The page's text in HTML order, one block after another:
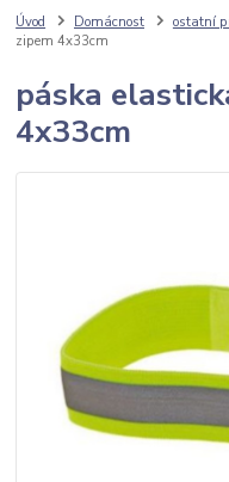
Úvod Domácnost ostatní
zipem 4x33cm
páska
4x33cm